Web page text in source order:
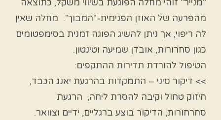
"מנייר" זוהי מחלה הפוגעת בשיווי משקל, כתוצאה
מהפרעה של האוזן הפנימית-"המבוך". מחלה שאין
לה ריפוי, אך ניתן להשיג הפוגה זמנית בסימפטומים
כגון סחרורות, אובדן שמיעה וטינטון.
הטיפול להורדת תדירות ההתקפים:
>> דיקור סיני – התמקדות בהרגעת יאנג הכבד,
חיזוק טחול וקיבה להסרת ליחה, הרגעת
סחרחורות, הדיקור בוצע ברגליים, ידיים וצוואר.